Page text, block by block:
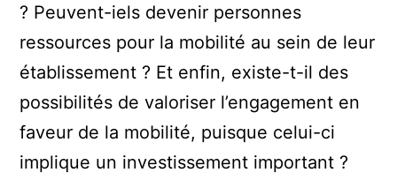
? Peuvent-iels devenir personnes
ressources pour la mobilité au sein de leur
établissement ? Et enfin, existe-t-il des
possibilités de valoriser l’engagement en
faveur de la mobilité, puisque celui-ci
implique un investissement important ?